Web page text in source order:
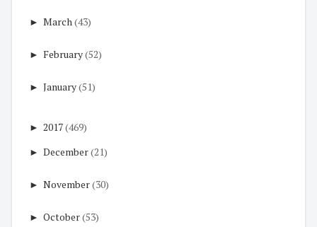
► March(43)
► February(52)
► January(51)
► 2017(469)
► December(21)
► November(30)
► October(53)